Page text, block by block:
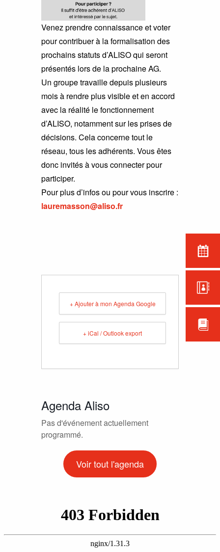
Venez prendre connaissance et voter
pour contribuer à la formalisation des
prochains statuts d’ALISO qui seront
présentés lors de la prochaine AG.
Un groupe travaille depuis plusieurs
mois à rendre plus visible et en accord
avec la réalité le fonctionnement
d’ALISO, notamment sur les prises de
décisions. Cela concerne tout le
réseau, tous les adhérents. Vous êtes
donc invités à vous connecter pour
participer.
Pour plus d’infos ou pour vous inscrire :
lauremasson@aliso.fr
+ Ajouter à mon Agenda Google
+ iCal / Outlook export
Agenda Aliso
Pas d'événement actuellement
programmé.
Voir tout l'agenda